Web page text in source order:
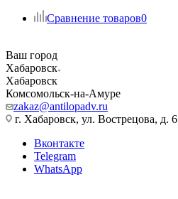
Сравнение товаров0
Ваш город
Хабаровск
Хабаровск
Комсомольск-на-Амуре
zakaz@antilopadv.ru
г. Хабаровск, ул. Вострецова, д. 6
Вконтакте
Telegram
WhatsApp